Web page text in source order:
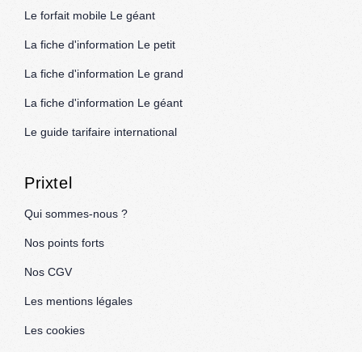
Le forfait mobile Le géant
La fiche d'information Le petit
La fiche d'information Le grand
La fiche d'information Le géant
Le guide tarifaire international
Prixtel
Qui sommes-nous ?
Nos points forts
Nos CGV
Les mentions légales
Les cookies